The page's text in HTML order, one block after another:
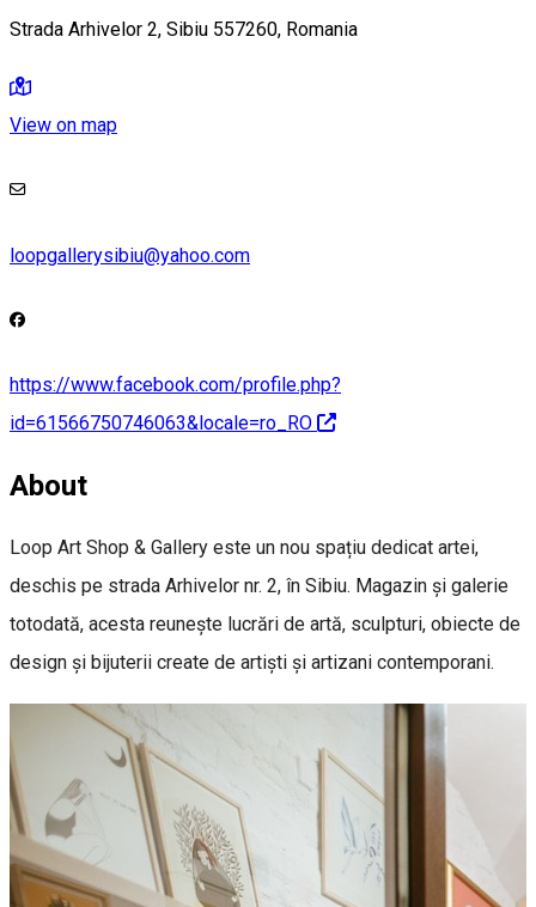
Strada Arhivelor 2, Sibiu 557260, Romania
View on map
loopgallerysibiu@yahoo.com
https://www.facebook.com/profile.php?
id=61566750746063&locale=ro_RO
About
Loop Art Shop & Gallery este un nou spațiu dedicat artei,
deschis pe strada Arhivelor nr. 2, în Sibiu. Magazin și galerie
totodată, acesta reunește lucrări de artă, sculpturi, obiecte de
design și bijuterii create de artiști și artizani contemporani.